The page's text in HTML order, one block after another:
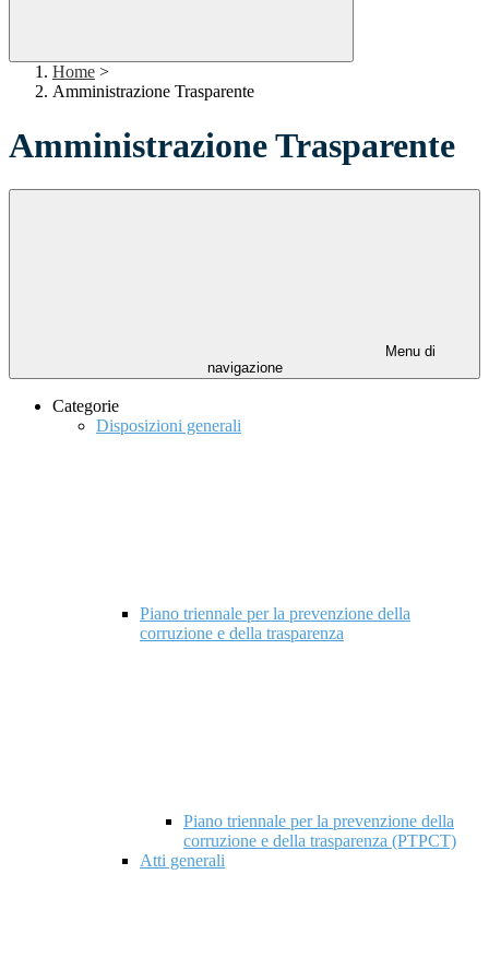
Home >
Amministrazione Trasparente
Amministrazione Trasparente
Menu di
navigazione
Categorie
Disposizioni generali
Piano triennale per la prevenzione della
corruzione e della trasparenza
Piano triennale per la prevenzione della
corruzione e della trasparenza (PTPCT)
Atti generali